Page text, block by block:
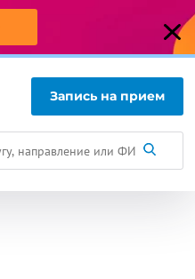
Запись на прием